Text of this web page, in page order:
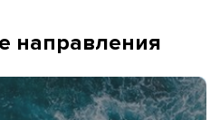
направления